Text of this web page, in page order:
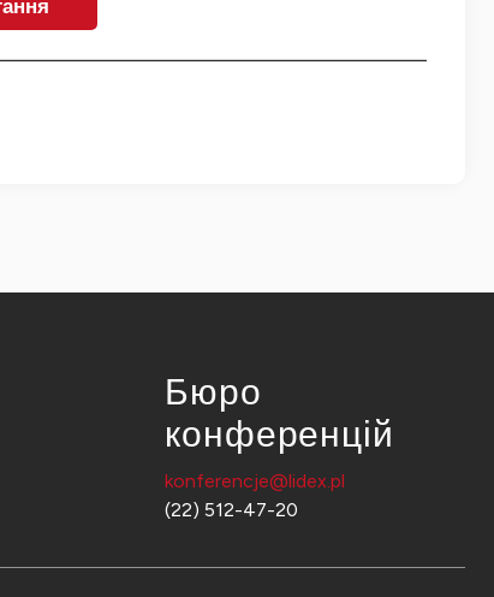
Бюро
конференцій
konferencje@lidex.pl
(22) 512-47-20